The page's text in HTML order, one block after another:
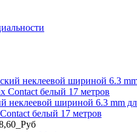
неклеевой шириной 6.3 mm
белый 17 метров